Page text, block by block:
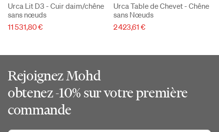
Urca Lit D3 - Cuir daim/chêne
sans nœuds
11 531,80 €
Urca Table de Chevet - Chêne
sans Nœuds
2 423,61 €
Rejoignez Mohd
obtenez -10% sur votre première
commande